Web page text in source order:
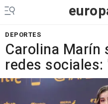
DEPORTES
Carolina Marín
redes